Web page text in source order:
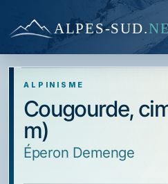
ALPES-SUD.
ALPINISME
Cougourde,
m)
éperon Demenge